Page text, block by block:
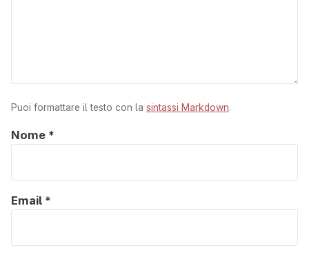
Puoi formattare il testo con la sintassi Markdown.
Nome *
Email *